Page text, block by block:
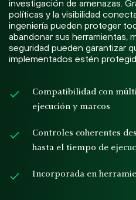
investigación de amenazas.
políticas y la visibilidad
ingeniería pueden proteger
abandonar sus herramientas,
seguridad pueden garantizar
implementados estén
Compatibilidad con
ejecución y marcos
Controles coherentes
hasta el tiempo de
Incorporada en